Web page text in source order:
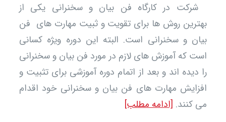
در کارگاه فن بیان و سخنرانی یکی از
روش ها برای تقویت و ثبیت مهارت های فن
و سخنرانی است. البته این دوره ویژه کسانی
که آموزش های لازم در مورد فن بیان و سخنرانی
اند و بعد از اتمام دوره آموزشی برای تثبیت و
مهارت های فن بیان و سخنرانی خود اقدام
کنند.[ادامه مطلب]